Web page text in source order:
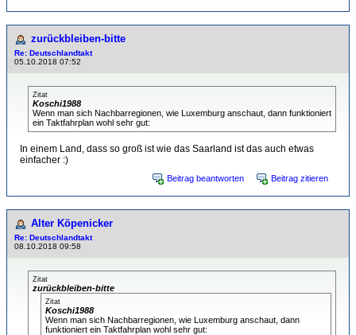
zurückbleiben-bitte
Re: Deutschlandtakt
05.10.2018 07:52
Zitat
Koschi1988
Wenn man sich Nachbarregionen, wie Luxemburg anschaut, dann funktioniert
ein Taktfahrplan wohl sehr gut:
In einem Land, dass so groß ist wie das Saarland ist das auch etwas
einfacher :)
Beitrag beantworten Beitrag zitieren
Alter Köpenicker
Re: Deutschlandtakt
08.10.2018 09:58
Zitat
zurückbleiben-bitte
Zitat
Koschi1988
Wenn man sich Nachbarregionen, wie Luxemburg anschaut, dann
funktioniert ein Taktfahrplan wohl sehr gut: